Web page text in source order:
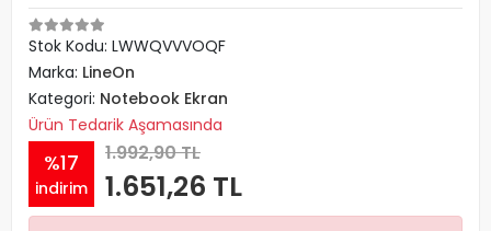
Stok Kodu: LWWQVVVOQF
Marka: LineOn
Kategori: Notebook Ekran
Ürün Tedarik Aşamasında
%17
indirim
1.992,90 TL
1.651,26 TL